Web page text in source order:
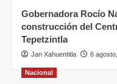
Gobernadora Rocío
construcción del
Tepetzintla
Jan Xahuentitla 6
Nacional